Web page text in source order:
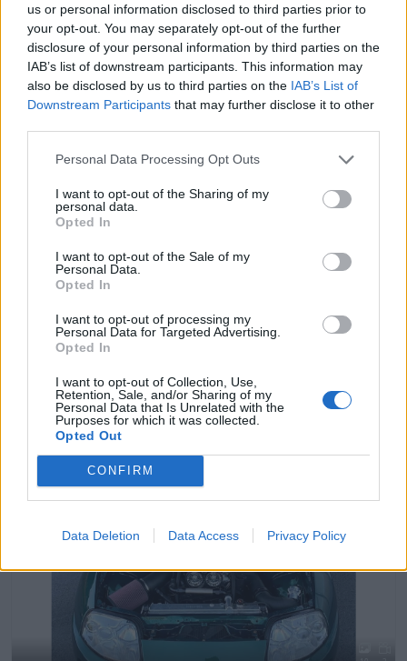
us or personal information disclosed to third parties prior to
your opt-out. You may separately opt-out of the further
disclosure of your personal information by third parties on the
IAB’s list of downstream participants. This information may
also be disclosed by us to third parties on the IAB’s List of
Downstream Participants that may further disclose it to other
Personal Data Processing Opt Outs
I want to opt-out of the Sharing of my
personal data.
Opted In
I want to opt-out of the Sale of my
Personal Data.
Opted In
I want to opt-out of processing my
Personal Data for Targeted Advertising.
Opted In
I want to opt-out of Collection, Use,
Retention, Sale, and/or Sharing of my
Personal Data that Is Unrelated with the
Purposes for which it was collected.
Opted Out
CONFIRM
Data Deletion Data Access Privacy Policy
Chevrolet Chevelle (1966)
13 204 visningar5 kommentarer 13 9 aug. 21
Toyota Supra (1994)
7 141 visningar3 kommentarer
Rekommenderade bilar
14
Audi S4 (1999)
31 546 visningar
317 kommentarer
357
4 dec. 11
BMW M3 turbo (1987)